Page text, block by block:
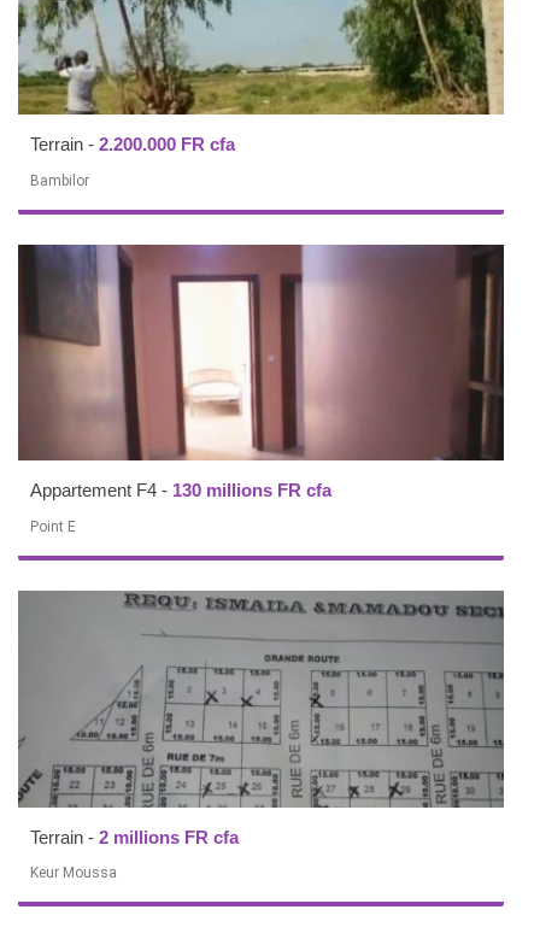
Terrain - 2.200.000 FR cfa
Bambilor
Appartement F4 - 130 millions FR cfa
Point E
Terrain - 2 millions FR cfa
Keur Moussa